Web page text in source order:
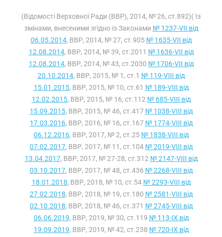
(Відомості Верховної Ради (ВВР), 2014, № 26, ст.892)( Із
змінами, внесеними згідно із Законами № 1237-VII від
06.05.2014, ВВР, 2014, № 27, ст.905 № 1635-VII від
12.08.2014, ВВР, 2014, № 39, ст.2011 № 1636-VII від
12.08.2014, ВВР, 2014, № 43, ст.2030 № 1706-VII від
20.10.2014, ВВР, 2015, № 1, ст.1 № 119-VIII від
15.01.2015, ВВР, 2015, № 10, ст.61 № 189-VIII від
12.02.2015, ВВР, 2015, № 16, ст.112 № 685-VIII від
15.09.2015, ВВР, 2015, № 46, ст.417 № 1038-VIII від
17.03.2016, ВВР, 2016, № 16, ст.167 № 1774-VIII від
06.12.2016, ВВР, 2017, № 2, ст.25 № 1838-VIII від
07.02.2017, ВВР, 2017, № 11, ст.104 № 2019-VIII від
13.04.2017, ВВР, 2017, № 27-28, ст.312 № 2147-VIII від
03.10.2017, ВВР, 2017, № 48, ст.436 № 2268-VIII від
18.01.2018, ВВР, 2018, № 10, ст.54 № 2293-VIII від
27.02.2018, ВВР, 2018, № 19, ст.180 № 2581-VIII від
02.10.2018, ВВР, 2018, № 46, ст.371 № 2745-VIII від
06.06.2019, ВВР, 2019, № 30, ст.119 № 113-IX від
19.09.2019, ВВР, 2019, № 42, ст.238 № 720-IX від